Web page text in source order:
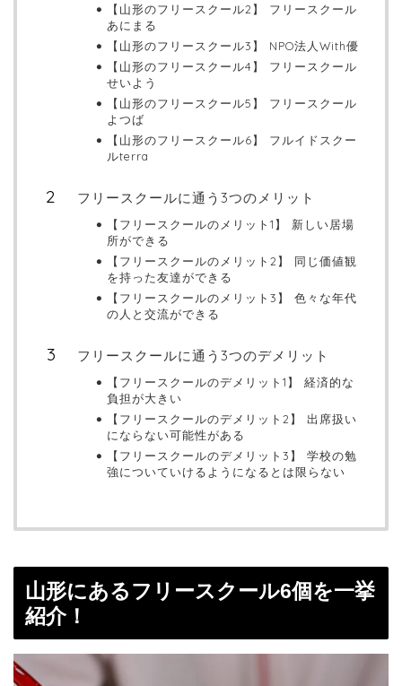
【山形のフリースクール2】 フリースクール
あにまる
【山形のフリースクール3】 NPO法人With優
【山形のフリースクール4】 フリースクール
せいよう
【山形のフリースクール5】 フリースクール
よつば
【山形のフリースクール6】 フルイドスクー
ルterra
フリースクールに通う3つのメリット
【フリースクールのメリット1】 新しい居場
所ができる
【フリースクールのメリット2】 同じ価値観
を持った友達ができる
【フリースクールのメリット3】 色々な年代
の人と交流ができる
フリースクールに通う3つのデメリット
【フリースクールのデメリット1】 経済的な
負担が大きい
【フリースクールのデメリット2】 出席扱い
にならない可能性がある
【フリースクールのデメリット3】 学校の勉
強についていけるようになるとは限らない
山形にあるフリースクール6個を一挙
紹介！